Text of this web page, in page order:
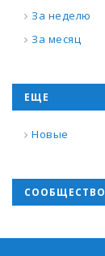
За неделю
За месяц
ЕЩЕ
Новые
СООБЩЕСТВО